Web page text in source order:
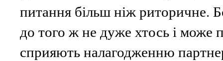
питання більш ніж риторичне.
до того ж не дуже хтось і може
сприяють налагодженню